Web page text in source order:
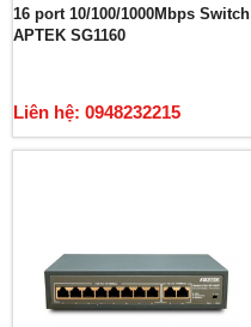
16 port 10/100/1000Mbps Switch
APTEK SG1160
Liên hệ: 0948232215